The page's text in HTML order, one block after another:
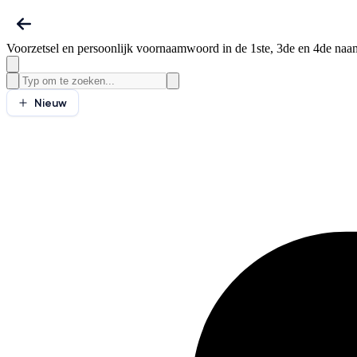
Voorzetsel en persoonlijk voornaamwoord in de 1ste, 3de en 4de
Nieuw